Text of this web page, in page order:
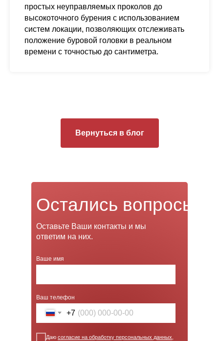
простых неуправляемых проколов до
высокоточного бурения с использованием
систем локации, позволяющих отслеживать
положение буровой головки в реальном
времени с точностью до сантиметра.
Вернуться в блог
Остались вопросы?
Оставьте Ваши контакты и мы
ответим на них.
Ваше имя
Ваш телефон
+7
Даю согласие на обработку персональных данных